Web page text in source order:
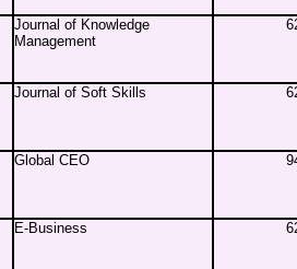
Journal of Knowledge
Management
Journal of Soft Skills
Global CEO
E-Business